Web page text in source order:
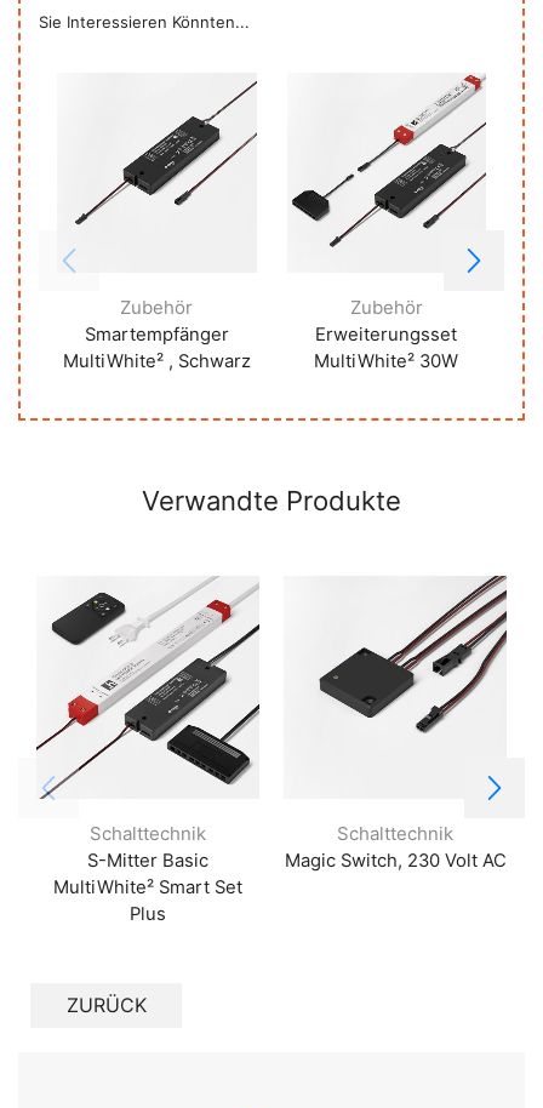
Prüfkennzeichen CE, MM, SK3, UK
Montageanleitung
Katalogseite
https://www.evolight.at/wp-
content/datenblaetter/
153.pdf
Sie Interessieren Könnten...
Zubehör
Smartempfänger
MultiWhite² , Schwarz
Zubehör
Erweiterungsset
MultiWhite² 30W
Verwandte Produkte
Schalttechnik
S-Mitter Basic
MultiWhite² Smart Set
Plus
Schalttechnik
Magic Switch, 230 Volt AC